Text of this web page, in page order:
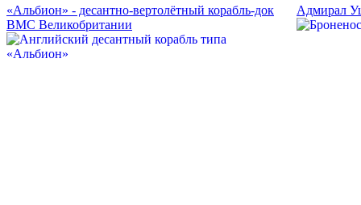
«Альбион» - десантно-вертолётный корабль-док
ВМС Великобритании
Адмирал